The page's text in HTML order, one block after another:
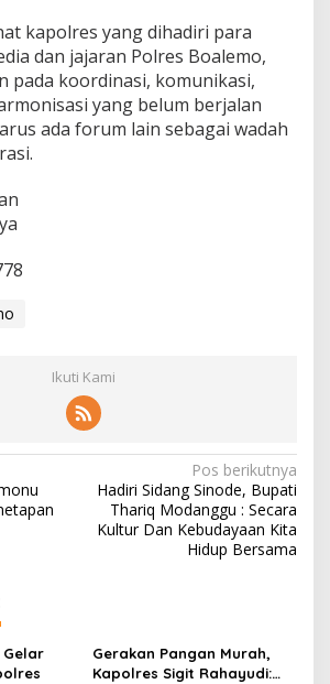
kapolres yang dihadiri para
dan jajaran Polres Boalemo,
pada koordinasi, komunikasi,
yang belum berjalan
ada forum lain sebagai wadah
Ikuti Kami
Pos berikutnya
Hadiri Sidang Sinode, Bupati
Thariq Modanggu : Secara
Kultur Dan Kebudayaan Kita
Hidup Bersama
Gelar
Gerakan Pangan Murah,
Kapolres Sigit Rahayudi: